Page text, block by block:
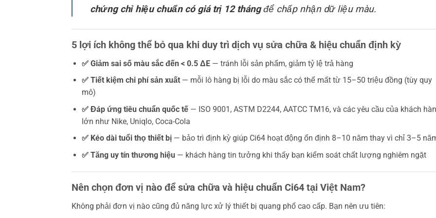
chứng chỉ hiệu chuẩn có giá trị 12 thángđể chấp nhận dữ liệu màu.
5 lợi ích không thể bỏ qua khi duy trì dịch vụ sửa chữa & hiệu chuẩn định kỳ
✅ Giảm sai số màu sắc đến < 0.5 ΔE— tránh lỗi sản phẩm, giảm tỷ lệ trả hàng
✅ Tiết kiệm chi phí sản xuất— mỗi lô hàng bị lỗi do màu sắc có thể mất từ 15–50 triệu đồng (tùy quy
mô)
✅ Đáp ứng tiêu chuẩn quốc tế— ISO 9001, ASTM D2244, AATCC TM16, và các yêu cầu của khách
lớn như Nike, Uniqlo, Coca-Cola
✅ Kéo dài tuổi thọ thiết bị— bảo trì định kỳ giúp Ci64 hoạt động ổn định 8–10 năm thay vì chỉ 3–5
✅ Tăng uy tín thương hiệu — khách hàng tin tưởng khi thấy bạn kiểm soát chất lượng nghiêm ngặt
Nên chọn đơn vị nào để sửa chữa và hiệu chuẩn Ci64 tại Việt Nam?
Không phải đơn vị nào cũng đủ năng lực xử lý thiết bị quang phổ cao cấp. Bạn nên ưu tiên: